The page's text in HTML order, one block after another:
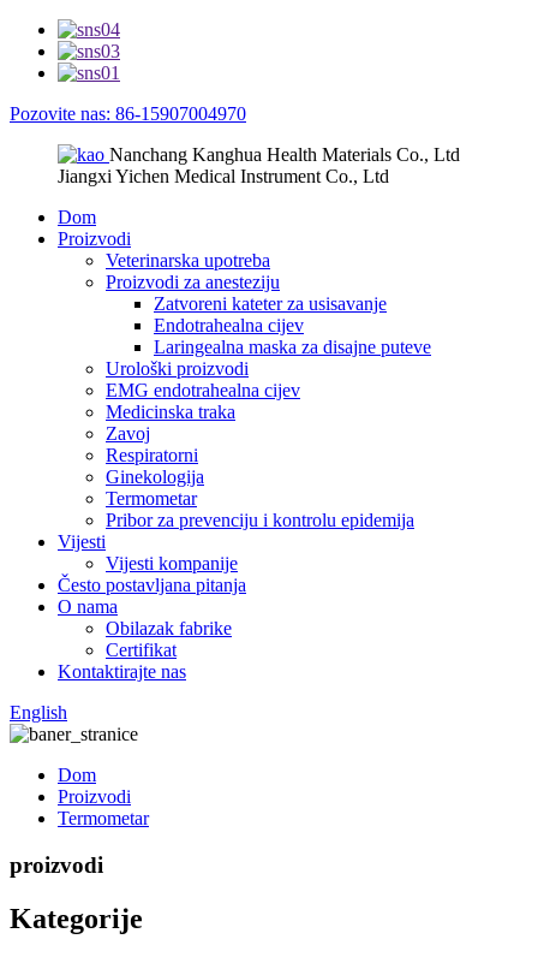
Pozovite nas: 86-15907004970
Nanchang Kanghua Health Materials Co., Ltd
Jiangxi Yichen Medical Instrument Co., Ltd
Dom
Proizvodi
Veterinarska upotreba
Proizvodi za anesteziju
Zatvoreni kateter za usisavanje
Endotrahealna cijev
Laringealna maska ​​za disajne puteve
Urološki proizvodi
EMG endotrahealna cijev
Medicinska traka
Zavoj
Respiratorni
Ginekologija
Termometar
Pribor za prevenciju i kontrolu epidemija
Vijesti
Vijesti kompanije
Često postavljana pitanja
O nama
Obilazak fabrike
Certifikat
Kontaktirajte nas
English
Dom
Proizvodi
Termometar
proizvodi
Kategorije